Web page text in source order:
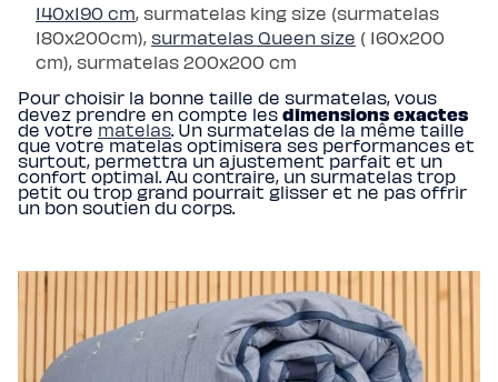
140x190 cm, surmatelas king size (surmatelas
180x200cm), surmatelas Queen size ( 160x200
cm), surmatelas 200x200 cm
Pour choisir la bonne taille de surmatelas, vous
devez prendre en compte les dimensions exactes
de votre matelas . Un surmatelas de la même taille
que votre matelas optimisera ses performances et
surtout, permettra un ajustement parfait et un
confort optimal. Au contraire, un surmatelas trop
petit ou trop grand pourrait glisser et ne pas offrir
un bon soutien du corps.